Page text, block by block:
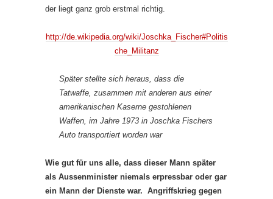
der liegt ganz grob erstmal richtig.
http://de.wikipedia.org/wiki/Joschka_Fischer#Politis
che_Militanz
Später stellte sich heraus, dass die
Tatwaffe, zusammen mit anderen aus einer
amerikanischen Kaserne gestohlenen
Waffen, im Jahre 1973 in Joschka Fischers
Auto transportiert worden war
Wie gut für uns alle, dass dieser Mann später
als Aussenminister niemals erpressbar oder gar
ein Mann der Dienste war. Angriffskrieg gegen